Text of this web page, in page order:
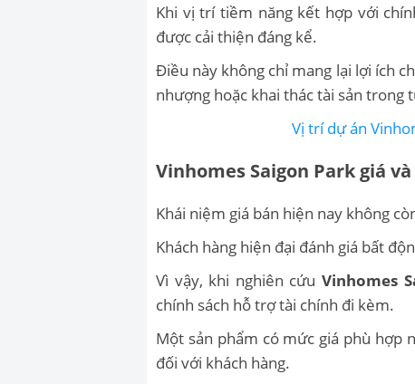
Khi vị trí tiềm năng kết hợp với
được cải thiện đáng kể.
Điều này không chỉ mang lại lợi ích
nhượng hoặc khai thác tài sản trong
Vị trí dự án
Vinhomes Saigon Park giá
Khái niệm giá bán hiện nay không
Khách hàng hiện đại đánh giá bất
Vì vậy, khi nghiên cứu Vinhomes
chính sách hỗ trợ tài chính đi kèm.
Một sản phẩm có mức giá phù hợp
đối với khách hàng.